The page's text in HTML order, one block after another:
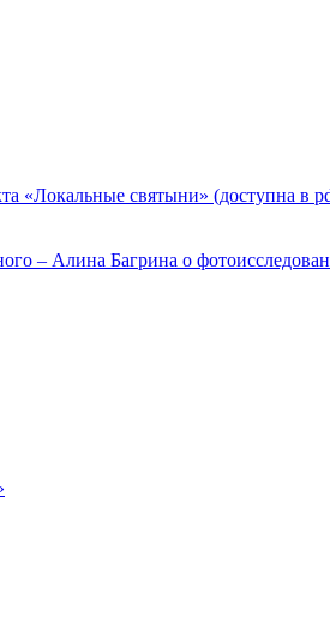
«Локальные святыни» (доступна в
– Алина Багрина о